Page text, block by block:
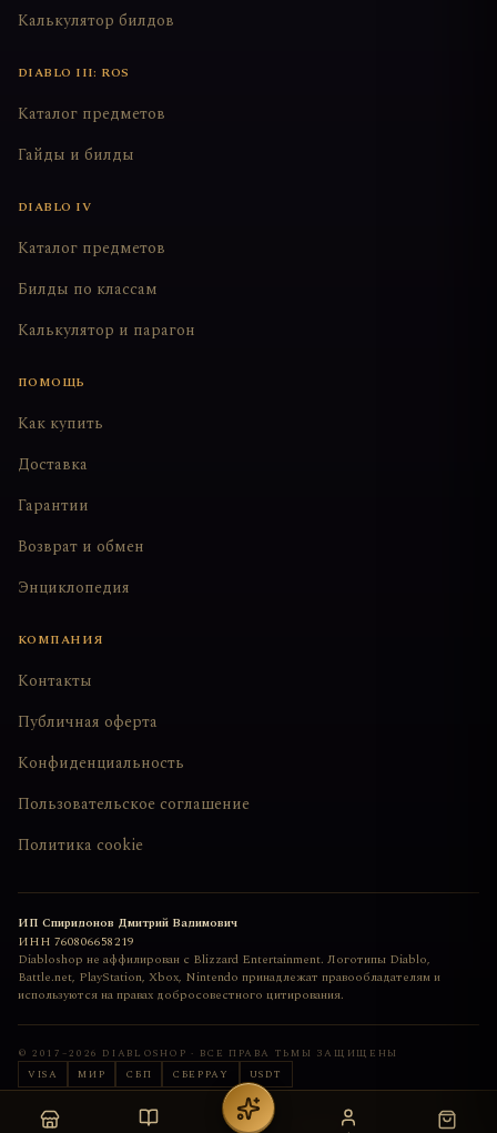
Калькулятор билдов
DIABLO III: ROS
Каталог предметов
Гайды и билды
DIABLO IV
Каталог предметов
Билды по классам
Калькулятор и парагон
ПОМОЩЬ
Как купить
Доставка
Гарантии
Возврат и обмен
Энциклопедия
КОМПАНИЯ
Контакты
Публичная оферта
Конфиденциальность
Пользовательское соглашение
Политика cookie
ИП Спиридонов Дмитрий Вадимович
ИНН 760806658219
Diabloshop не аффилирован с Blizzard Entertainment. Логотипы Diablo,
Battle.net, PlayStation, Xbox, Nintendo принадлежат правообладателям и
используются на правах добросовестного цитирования.
© 2017–2026 DIABLOSHOP · ВСЕ ПРАВА ТЬМЫ ЗАЩИЩЕНЫ
VISA
МИР СБП СБЕРPAY USDT
Сайт сделан с любовью deemkend